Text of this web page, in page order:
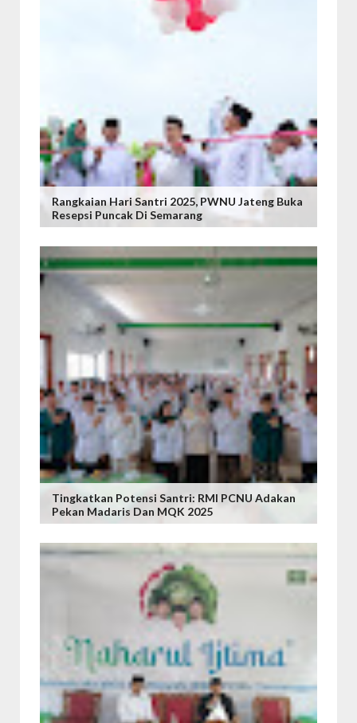
Rangkaian Hari Santri 2025, PWNU Jateng Buka
Resepsi Puncak Di Semarang
Tingkatkan Potensi Santri: RMI PCNU Adakan
Pekan Madaris Dan MQK 2025